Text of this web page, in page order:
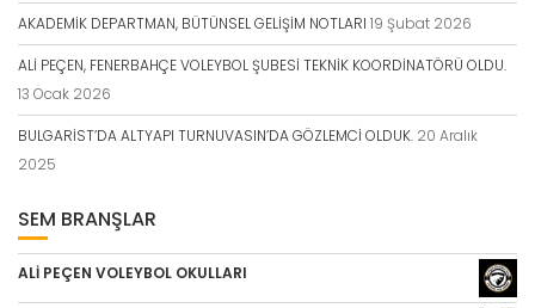
AKADEMİK DEPARTMAN, BÜTÜNSEL GELİŞİM NOTLARI 19 Şubat 2026
ALİ PEÇEN, FENERBAHÇE VOLEYBOL ŞUBESİ TEKNİK KOORDİNATÖRÜ OLDU.
13 Ocak 2026
BULGARİST’DA ALTYAPI TURNUVASIN’DA GÖZLEMCİ OLDUK. 20 Aralık
2025
SEM BRANŞLAR
ALİ PEÇEN VOLEYBOL OKULLARI